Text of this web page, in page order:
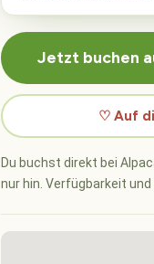
Jetzt buchen
♡ Auf
Du buchst direkt bei
nur hin. Verfügbarkeit